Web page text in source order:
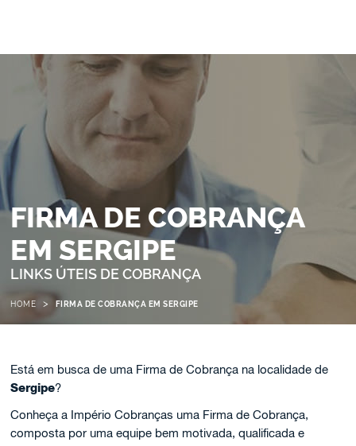
FIRMA DE COBRANÇA
EM SERGIPE
LINKS ÚTEIS DE COBRANÇA
HOME > FIRMA DE COBRANÇA EM SERGIPE
Está em busca de uma Firma de Cobrança na localidade de
Sergipe?
Conheça a Império Cobranças uma Firma de Cobrança,
composta por uma equipe bem motivada, qualificada e